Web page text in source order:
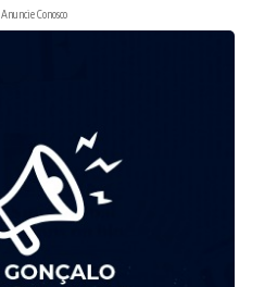
Anuncie Conosco